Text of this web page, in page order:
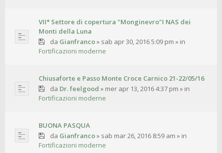
VII° Settore di copertura "Monginevro"I NAS dei
Monti della Luna
da Gianfranco» sab apr 30, 2016 5:09 pm » in
Fortificazioni moderne
Chiusaforte e Passo Monte Croce Carnico 21-22/05/16
da Dr. feelgood » mer apr 13, 2016 4:37 pm » in
Fortificazioni moderne
BUONA PASQUA
da Gianfranco» sab mar 26, 2016 8:59 am » in
Fortificazioni moderne